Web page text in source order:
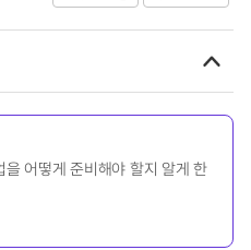
어떻게 준비해야 할지 알게 한